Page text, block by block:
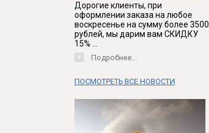
Дорогие клиенты, при
оформлении заказа на любое
воскресенье на сумму более 3500
рублей, мы дарим вам СКИДКУ
15% ...
Подробнее...
ПОСМОТРЕТЬ ВСЕ НОВОСТИ